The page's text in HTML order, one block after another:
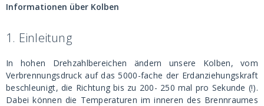
Informationen über Kolben
1. Einleitung
In hohen Drehzahlbereichen ändern unsere Kolben, vom
Verbrennungsdruck auf das 5000-fache der Erdanziehungskraft
beschleunigt, die Richtung bis zu 200- 250 mal pro Sekunde (!).
Dabei können die Temperaturen im inneren des Brennraumes